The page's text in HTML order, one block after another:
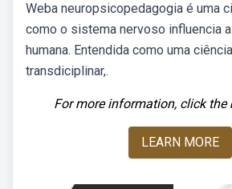
Weba neuropsicopedagogia é uma
como o sistema nervoso influencia
humana. Entendida como uma
transdiciplinar,.
For more information, click the
LEARN MORE